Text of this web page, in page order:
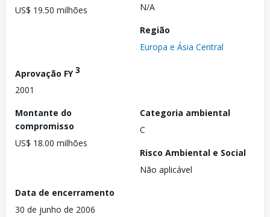
US$ 19.50 milhões
N/A
Região
Europa e Ásia Central
Aprovação FY3
2001
Montante do
compromisso
US$ 18.00 milhões
Categoria ambiental
C
Risco Ambiental e Social
Não aplicável
Data de encerramento
30 de junho de 2006